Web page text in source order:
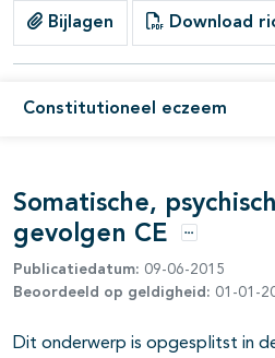
Bijlagen Download
Constitutioneel eczeem
open- en dichtklappen
open- en dichtklappen
open- en dichtklappen
Somatische,
gevolgen CE
Opties
Publicatiedatum: 09-06-2015
Beoordeeld op geldigheid: 01-01-
Dit onderwerp is opgesplitst in